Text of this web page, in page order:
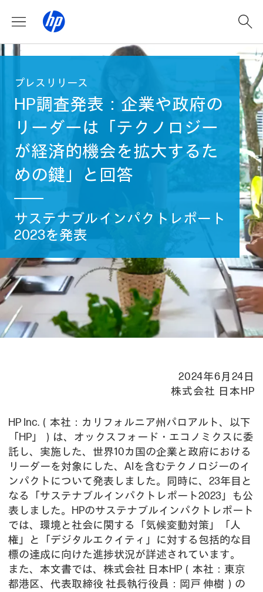
プレスリリース
HP調査発表：企業や政府の
リーダーは「テクノロジー
が経済的機会を拡大するた
めの鍵」と回答
サステナブルインパクトレポート
2023を発表
2024年6月24日
株式会社 日本HP
HP Inc.（本社：カリフォルニア州パロアルト、以下
「HP」）は、オックスフォード・エコノミクスに委
託し、実施した、世界10カ国の企業と政府における
リーダーを対象にした、AIを含むテクノロジーのイ
ンパクトについて発表しました。同時に、23年目と
なる「サステナブルインパクトレポート2023」も公
表しました。HPのサステナブルインパクトレポート
では、環境と社会に関する「気候変動対策」「人
権」と「デジタルエクイティ」に対する包括的な目
標の達成に向けた進捗状況が詳述されています。
また、本文書では、株式会社 日本HP（本社：東京
都港区、代表取締役 社長執行役員：岡戸 伸樹）の